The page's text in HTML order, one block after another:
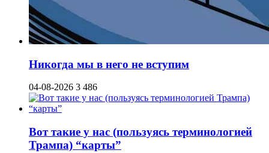
Никогда мы в него не вступим
04-08-2026 3 486
Вот такие у нас (пользуясь терминологией
Трампа) “карты”